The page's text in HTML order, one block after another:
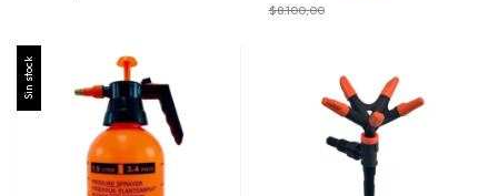
$8.100,00
Sin stock